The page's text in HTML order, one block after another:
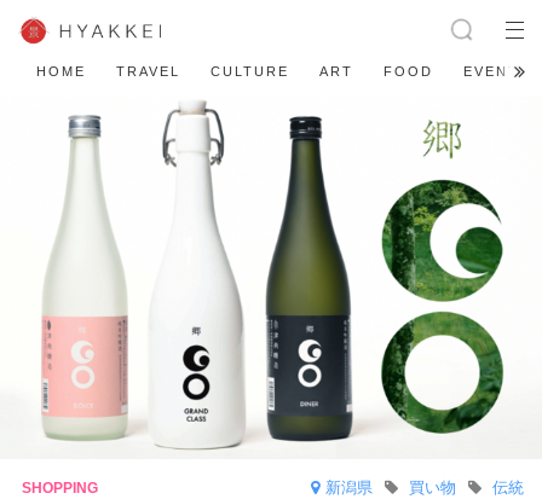
HOME TRAVEL CULTURE ART FOOD EVENT
新潟県 伝統
買い物